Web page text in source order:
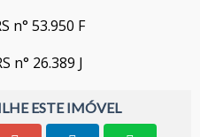
n° 53.950 F
n° 26.389 J
ESTE IMÓVEL